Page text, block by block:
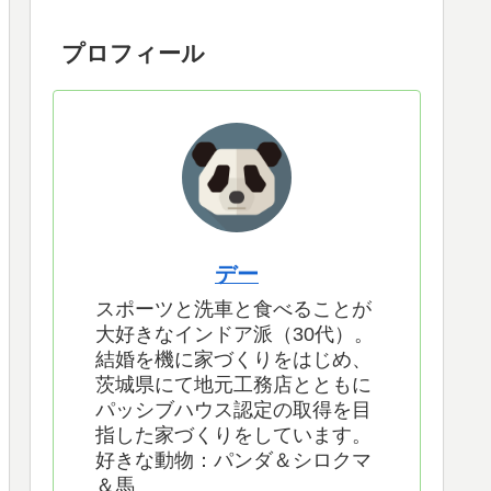
プロフィール
デー
スポーツと洗車と食べることが
大好きなインドア派（30代）。
結婚を機に家づくりをはじめ、
茨城県にて地元工務店とともに
パッシブハウス認定の取得を目
指した家づくりをしています。
好きな動物：パンダ＆シロクマ
＆馬